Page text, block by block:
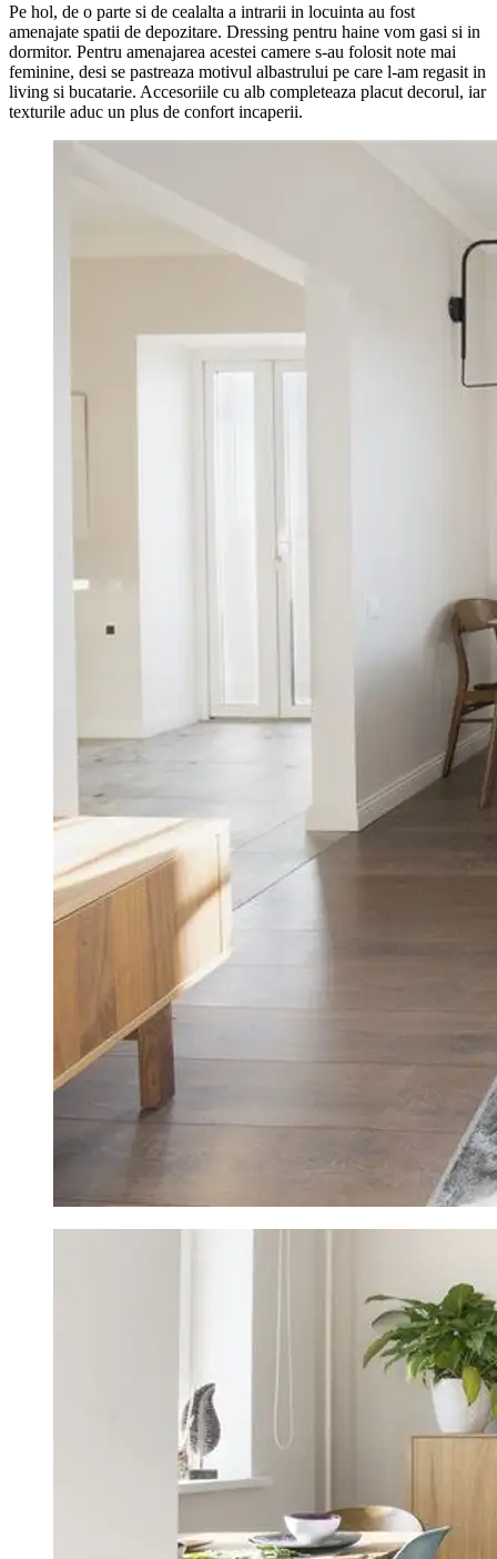
Pe hol, de o parte si de cealalta a intrarii in locuinta au fost
amenajate spatii de depozitare. Dressing pentru haine vom gasi si in
dormitor. Pentru amenajarea acestei camere s-au folosit note mai
feminine, desi se pastreaza motivul albastrului pe care l-am regasit in
living si bucatarie. Accesoriile cu alb completeaza placut decorul, iar
texturile aduc un plus de confort incaperii.